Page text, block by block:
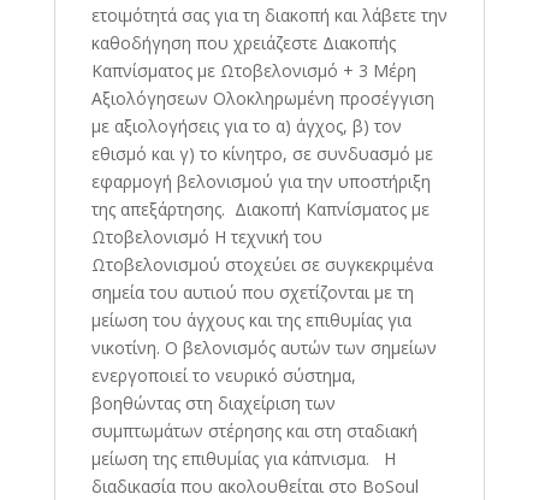
ετοιμότητά σας για τη διακοπή και λάβετε την
καθοδήγηση που χρειάζεστε Διακοπής
Καπνίσματος με Ωτοβελονισμό + 3 Μέρη
Αξιολόγησεων Ολοκληρωμένη προσέγγιση
με αξιολογήσεις για το α) άγχος, β) τον
εθισμό και γ) το κίνητρο, σε συνδυασμό με
εφαρμογή βελονισμού για την υποστήριξη
της απεξάρτησης. Διακοπή Καπνίσματος με
Ωτοβελονισμό Η τεχνική του
Ωτοβελονισμού στοχεύει σε συγκεκριμένα
σημεία του αυτιού που σχετίζονται με τη
μείωση του άγχους και της επιθυμίας για
νικοτίνη. Ο βελονισμός αυτών των σημείων
ενεργοποιεί το νευρικό σύστημα,
βοηθώντας στη διαχείριση των
συμπτωμάτων στέρησης και στη σταδιακή
μείωση της επιθυμίας για κάπνισμα. Η
διαδικασία που ακολουθείται στο BoSoul